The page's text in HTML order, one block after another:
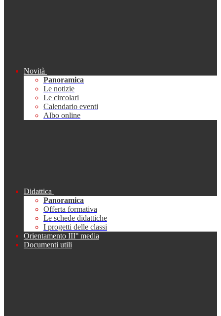
Novità
Panoramica
Le notizie
Le circolari
Calendario eventi
Albo online
Didattica
Panoramica
Offerta formativa
Le schede didattiche
I progetti delle classi
Orientamento III° media
Documenti utili